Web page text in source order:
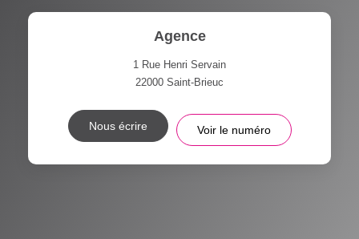
Agence
1 Rue Henri Servain
22000 Saint-Brieuc
Nous écrire Voir le numéro